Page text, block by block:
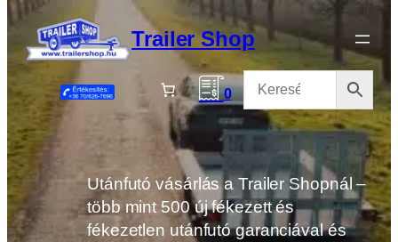
Ugrás
a
tartalomhoz
Trailer Shop
0
Utánfutó vásárlás a Trailer Shopnál –
több mint 500 új fékezett és
fékezetlen utánfutó garanciával és